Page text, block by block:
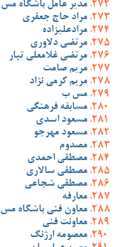
مدیر عامل باشگاه مس
مراد حاج جعفری
مرادعلیزاده
مرتضی دلاوری
مرتضی غلامعلی تبار
مریم صامت
مریم کرمی نژاد
مس ب
مسابقه فرهنگی
مسعود اسدی
مسعود مهرجو
مصدوم
مصطفی احمدی
مصطفی سالاری
مصطفی شجاعی
معارفه
معاون فنی باشگاه مس
معاونت فنی
معصومه ارژنگ